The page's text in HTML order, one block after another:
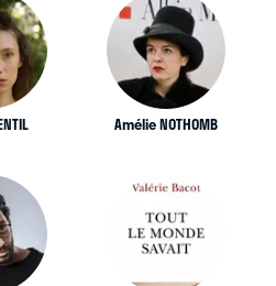
Amélie NOTHOMB